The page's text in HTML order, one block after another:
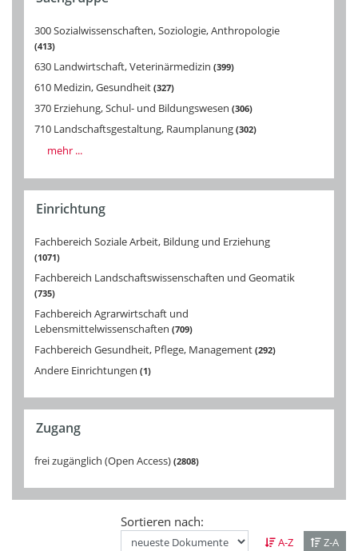
300 Sozialwissenschaften, Soziologie, Anthropologie
413
630 Landwirtschaft, Veterinärmedizin 399
610 Medizin, Gesundheit 327
370 Erziehung, Schul- und Bildungswesen 306
710 Landschaftsgestaltung, Raumplanung 302
mehr ...
Einrichtung
Fachbereich Soziale Arbeit, Bildung und Erziehung
1071
Fachbereich Landschaftswissenschaften und Geomatik
735
Fachbereich Agrarwirtschaft und
Lebensmittelwissenschaften 709
Fachbereich Gesundheit, Pflege, Management 292
Andere Einrichtungen 1
Zugang
frei zugänglich (Open Access) 2808
Sortieren nach:
A-Z Z-A